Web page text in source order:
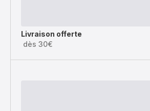
Livraison offerte
dès 30€